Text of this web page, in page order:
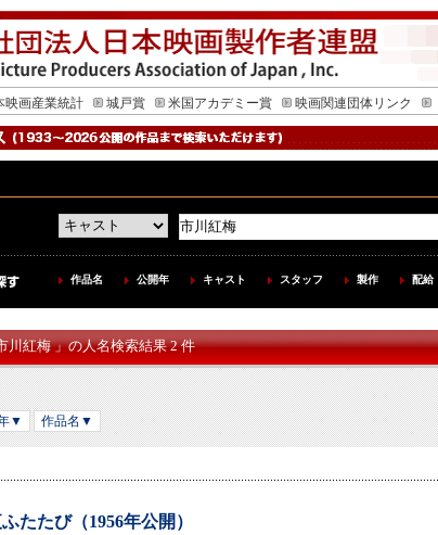
映画産業統計 城戸賞 米国アカデミー賞 映画関連団体リンク
作品名 公開年 キャスト スタッフ 製作 配給
川紅梅 」の人名検索結果 2 件
▼ 作品名▼
たたび（1956年公開）